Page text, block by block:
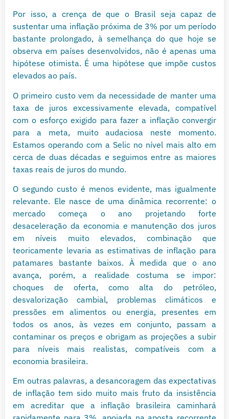
Por isso, a crença de que o Brasil seja capaz de
sustentar uma inflação próxima de 3% por um período
bastante prolongado, à semelhança do que hoje se
observa em países desenvolvidos, não é apenas uma
hipótese otimista. É uma hipótese que impõe custos
elevados ao país.
O primeiro custo vem da necessidade de manter uma
taxa de juros excessivamente elevada, compatível
com o esforço exigido para fazer a inflação convergir
para a meta, muito audaciosa neste momento.
Estamos operando com a Selic no nível mais alto em
cerca de duas décadas e seguimos entre as maiores
taxas reais de juros do mundo.
O segundo custo é menos evidente, mas igualmente
relevante. Ele nasce de uma dinâmica recorrente: o
mercado começa o ano projetando forte
desaceleração da economia e manutenção dos juros
em níveis muito elevados, combinação que
teoricamente levaria as estimativas de inflação para
patamares bastante baixos. À medida que o ano
avança, porém, a realidade costuma se impor:
choques de oferta, como alta do petróleo,
desvalorização cambial, problemas climáticos e
pressões em alimentos ou energia, presentes em
todos os anos, às vezes em conjunto, passam a
contaminar os preços e obrigam as projeções a subir
para níveis mais realistas, compatíveis com a
economia brasileira.
Em outras palavras, a desancoragem das expectativas
de inflação tem sido muito mais fruto da insistência
em acreditar que a inflação brasileira caminhará